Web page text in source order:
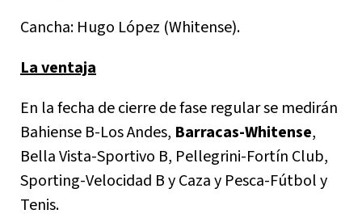
Cancha: Hugo López (Whitense).
La ventaja
En la fecha de cierre de fase regular se medirán
Bahiense B-Los Andes, Barracas-Whitense,
Bella Vista-Sportivo B, Pellegrini-Fortín Club,
Sporting-Velocidad B y Caza y Pesca-Fútbol y
Tenis.